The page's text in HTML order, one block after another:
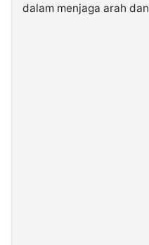
dalam menjaga arah